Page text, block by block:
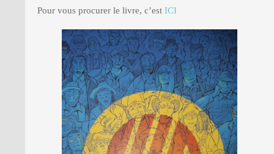
PRESSE
Pour vous procurer le livre, c’est ICI